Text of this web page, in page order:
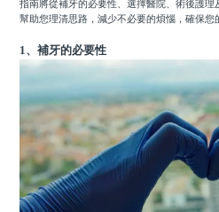
指南將從補牙的必要性、選擇醫院、術後護理
幫助您理清思路，減少不必要的煩惱，確保您
1、補牙的必要性